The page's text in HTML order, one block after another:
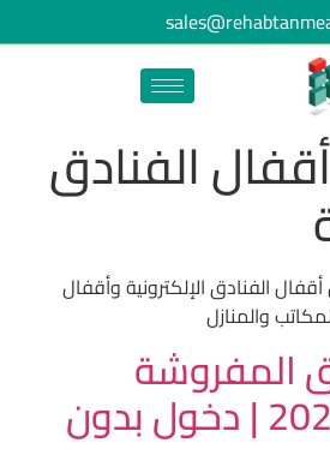
أقفال الفنادق
الفنادق الإلكترونية وأقفال
والمنازل
المفروشة
الإلكترونية 2026 | دخول بدون